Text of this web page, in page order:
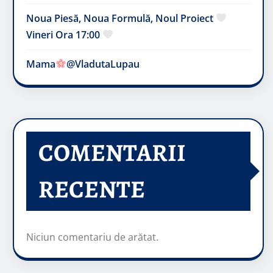
Noua Piesă, Noua Formulă, Noul Proiect
Vineri Ora 17:00
Mama @VladutaLupau
COMENTARII
RECENTE
Niciun comentariu de arătat.